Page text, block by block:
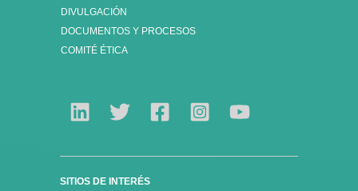
DIVULGACIÓN
DOCUMENTOS Y PROCESOS
COMITÉ ÉTICA
SITIOS DE INTERÉS